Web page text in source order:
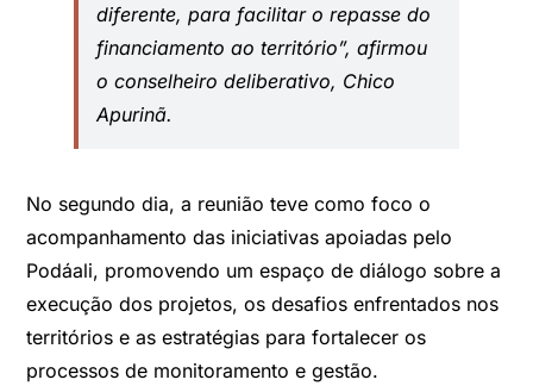
diferente, para facilitar o repasse do
financiamento ao território”, afirmou
o conselheiro deliberativo, Chico
Apurinã.
No segundo dia, a reunião teve como foco o
acompanhamento das iniciativas apoiadas pelo
Podáali, promovendo um espaço de diálogo sobre a
execução dos projetos, os desafios enfrentados nos
territórios e as estratégias para fortalecer os
processos de monitoramento e gestão.